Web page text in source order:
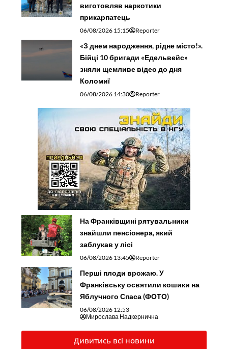
виготовляв наркотики
прикарпатець
06/08/2026 15:15 Reporter
«З днем народження, рідне місто!».
Бійці 10 бригади «Едельвейс»
зняли щемливе відео до дня
Коломиї
06/08/2026 14:30 Reporter
На Франківщині рятувальники
знайшли пенсіонера, який
заблукав у лісі
06/08/2026 13:45 Reporter
Перші плоди врожаю. У
Франківську освятили кошики на
Яблучного Спаса (ФОТО)
06/08/2026 12:53
Мирослава Надкернична
Дивитись всі новини